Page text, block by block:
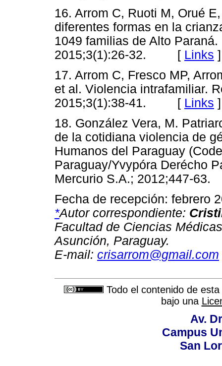
16. Arrom C, Ruoti M, Orué
diferentes formas en la
1049 familias de Alto
2015;3(1):26-32. [ Links ]
17. Arrom C, Fresco MP,
et al. Violencia intrafamiliar.
2015;3(1):38-41. [ Links ]
18. González Vera, M.
de la cotidiana violencia de
Humanos del Paraguay
Paraguay/Yvypóra Derécho
Mercurio S.A.;
Fecha de recepción: febrero
*Autor correspondiente:
Facultad de Ciencias
Asunción, Paraguay.
E-mail: crisarrom@gmail.com
Todo el contenido de
bajo una
Av.
Campus
San